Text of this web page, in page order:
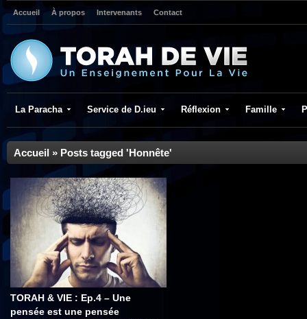
Accueil À propos Intervenants Contact
La Paracha Service de D.ieu Réflexion Famille
Accueil » Posts tagged 'Honnête'
TORAH & VIE : Ep.4 – Une
pensée est une pensée